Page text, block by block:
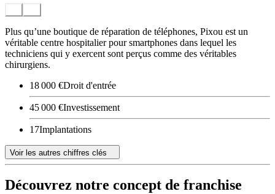
Plus qu’une boutique de réparation de téléphones, Pixou est un
véritable centre hospitalier pour smartphones dans lequel les
techniciens qui y exercent sont perçus comme des véritables
chirurgiens.
18 000 €Droit d'entrée
45 000 €Investissement
17Implantations
Voir les autres chiffres clés
Découvrez notre concept de franchise